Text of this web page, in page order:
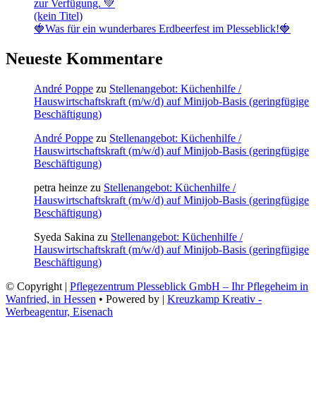
zur Verfügung. 💚
(kein Titel)
🍓Was für ein wunderbares Erdbeerfest im Plesseblick!🍓
Neueste Kommentare
André Poppe zu Stellenangebot: Küchenhilfe /
Hauswirtschaftskraft (m/w/d) auf Minijob-Basis (geringfügige
Beschäftigung)
André Poppe zu Stellenangebot: Küchenhilfe /
Hauswirtschaftskraft (m/w/d) auf Minijob-Basis (geringfügige
Beschäftigung)
petra heinze zu Stellenangebot: Küchenhilfe /
Hauswirtschaftskraft (m/w/d) auf Minijob-Basis (geringfügige
Beschäftigung)
Syeda Sakina zu Stellenangebot: Küchenhilfe /
Hauswirtschaftskraft (m/w/d) auf Minijob-Basis (geringfügige
Beschäftigung)
© Copyright | Pflegezentrum Plesseblick GmbH – Ihr Pflegeheim in
Wanfried, in Hessen • Powered by | Kreuzkamp Kreativ -
Werbeagentur, Eisenach